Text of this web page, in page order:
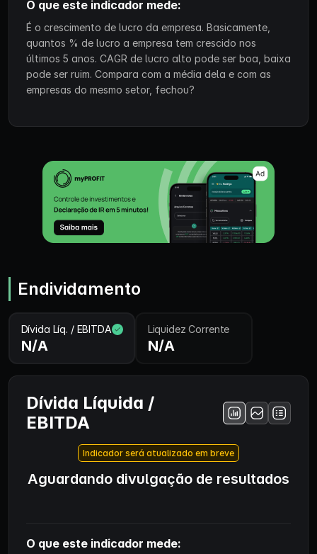
O que este indicador mede:
É o crescimento de lucro da empresa. Basicamente,
quantos % de lucro a empresa tem crescido nos
últimos 5 anos. CAGR de lucro alto pode ser boa, baixa
pode ser ruim. Compara com a média dela e com as
empresas do mesmo setor, fechou?
Endividamento
Dívida Líq. / EBITDA
N/A
Liquidez Corrente
N/A
Dívida Líquida /
EBITDA
Indicador será atualizado em breve
Aguardando divulgação de resultados
O que este indicador mede: